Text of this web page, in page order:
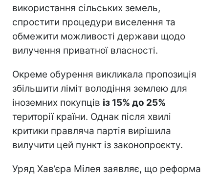
використання сільських земель,
спростити процедури виселення та
обмежити можливості держави щодо
вилучення приватної власності.
Окреме обурення викликала пропозиція
збільшити ліміт володіння землею для
іноземних покупців із 15% до 25%
території країни. Однак після хвилі
критики правляча партія вирішила
вилучити цей пункт із законопроєкту.
Уряд Хав’єра Мілея заявляє, що реформа